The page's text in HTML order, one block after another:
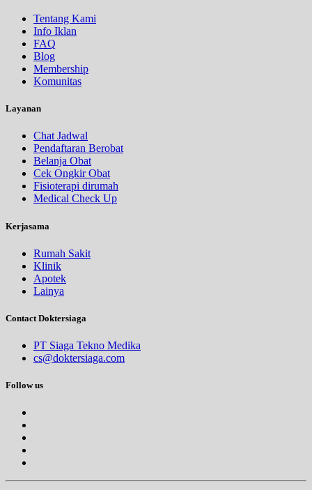
Tentang Kami
Info Iklan
FAQ
Blog
Membership
Komunitas
Layanan
Chat Jadwal
Pendaftaran Berobat
Belanja Obat
Cek Ongkir Obat
Fisioterapi dirumah
Medical Check Up
Kerjasama
Rumah Sakit
Klinik
Apotek
Lainya
Contact Doktersiaga
PT Siaga Tekno Medika
cs@doktersiaga.com
Follow us